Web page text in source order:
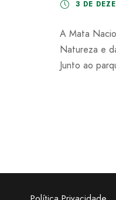
3 DE
A Mata
Natureza e
Junto ao